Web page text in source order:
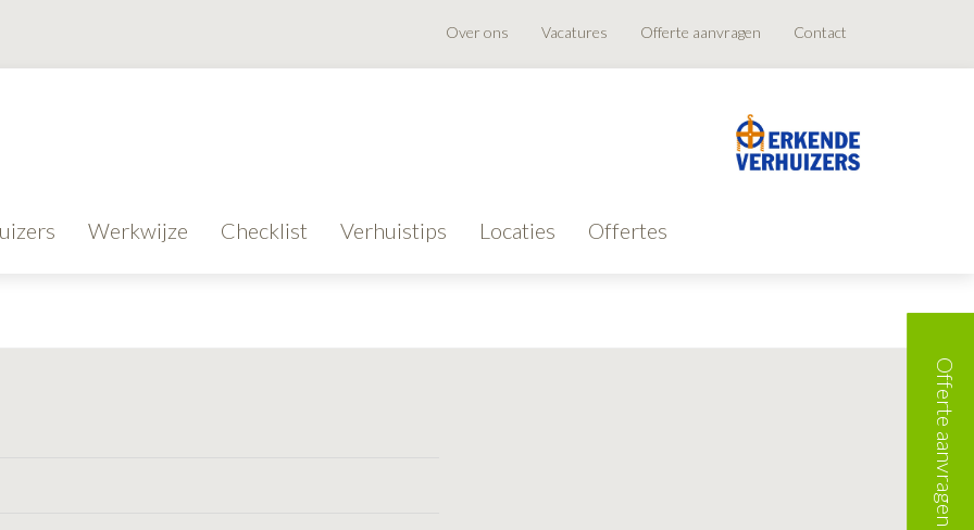
Contact
Offerte aanvragen
Vacatures
Over ons
Werkwijze Checklist Verhuistips Locaties Offertes
Offerte aanvragen